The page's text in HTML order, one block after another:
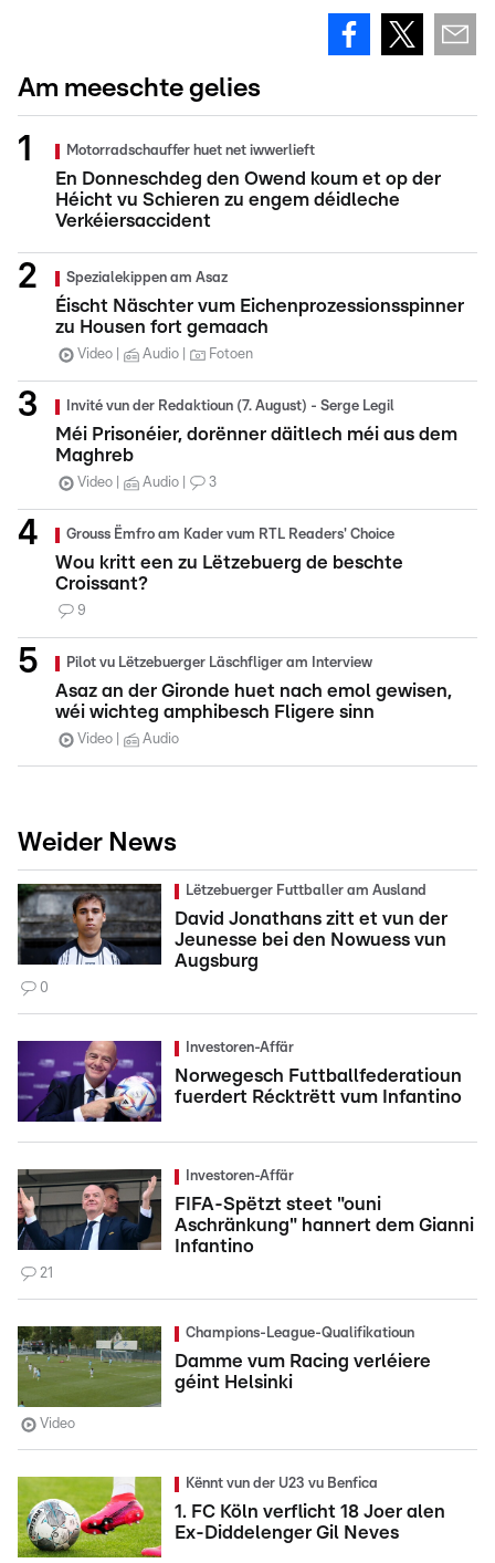
Am meeschte gelies
Motorradschauffer huet net iwwerlieft
En Donneschdeg den Owend koum et op der
Héicht vu Schieren zu engem déidleche
Verkéiersaccident
Spezialekippen am Asaz
Éischt Näschter vum Eichenprozessionsspinner
zu Housen fort gemaach
Video Audio Fotoen
Invité vun der Redaktioun (7. August) - Serge Legil
Méi Prisonéier, dorënner däitlech méi aus dem
Maghreb
Video Audio 3
Grouss Ëmfro am Kader vum RTL Readers' Choice
Wou kritt een zu Lëtzebuerg de beschte
Croissant?
9
Pilot vu Lëtzebuerger Läschfliger am Interview
Asaz an der Gironde huet nach emol gewisen,
wéi wichteg amphibesch Fligere sinn
Video Audio
Weider News
Lëtzebuerger Futtballer am Ausland
David Jonathans zitt et vun der
Jeunesse bei den Nowuess vun
Augsburg
0
Investoren-Affär
Norwegesch Futtballfederatioun
fuerdert Récktrëtt vum Infantino
Investoren-Affär
FIFA-Spëtzt steet "ouni
Aschränkung" hannert dem Gianni
Infantino
21
Champions-League-Qualifikatioun
Damme vum Racing verléiere
géint Helsinki
Video
Kënnt vun der U23 vu Benfica
1. FC Köln verflicht 18 Joer alen
Ex-Diddelenger Gil Neves